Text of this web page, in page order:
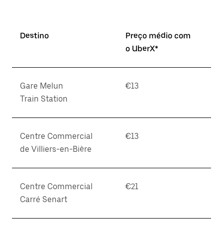
Destino
Preço médio com
o UberX*
Gare Melun
Train Station
€13
Centre Commercial
de Villiers-en-Bière
€13
Centre Commercial
Carré Senart
€21